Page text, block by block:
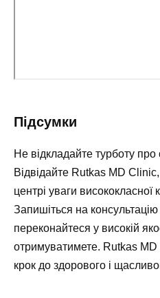
Підсумки
Не відкладайте турботу про
Відвідайте Rutkas MD
центрі уваги
Запишіться на
переконайтеся у високій
отримуватимете. Rutkas
крок до здорового і